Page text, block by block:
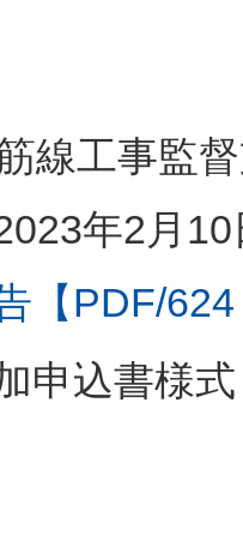
線工事監
年2月
【PDF/
申込書様式